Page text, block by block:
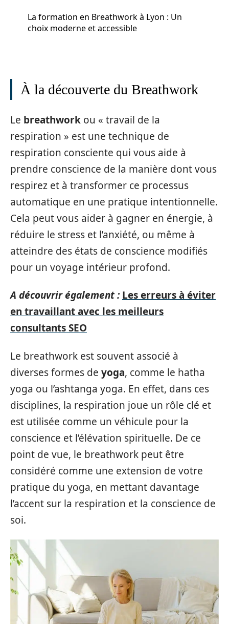
La formation en Breathwork à Lyon : Un
choix moderne et accessible
À la découverte du Breathwork
Le breathwork ou « travail de la
respiration » est une technique de
respiration consciente qui vous aide à
prendre conscience de la manière dont vous
respirez et à transformer ce processus
automatique en une pratique intentionnelle.
Cela peut vous aider à gagner en énergie, à
réduire le stress et l’anxiété, ou même à
atteindre des états de conscience modifiés
pour un voyage intérieur profond.
A découvrir également : Les erreurs à éviter
en travaillant avec les meilleurs
consultants SEO
Le breathwork est souvent associé à
diverses formes de yoga, comme le hatha
yoga ou l’ashtanga yoga. En effet, dans ces
disciplines, la respiration joue un rôle clé et
est utilisée comme un véhicule pour la
conscience et l’élévation spirituelle. De ce
point de vue, le breathwork peut être
considéré comme une extension de votre
pratique du yoga, en mettant davantage
l’accent sur la respiration et la conscience de
soi.